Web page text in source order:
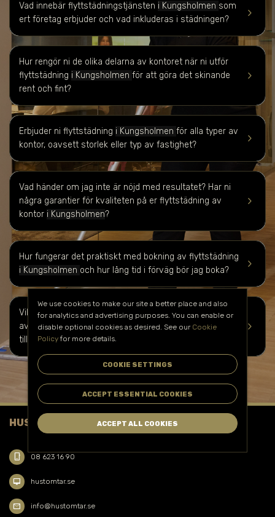
keyboard_arrow_right
Vad innebär flyttstädningstjänsten i Kungsholmen som
ert företag erbjuder och vad inkluderas i städningen?
keyboard_arrow_right
Hur rengör ni de olika delarna av kontoret när ni utför
flyttstädning i Kungsholmen för att göra det skinande
rent och fint?
keyboard_arrow_right
Erbjuder ni flyttstädning i Kungsholmen för alla typer av
kontor, oavsett storlek eller typ av fastighet?
keyboard_arrow_right
Vad händer om jag inte är nöjd med resultatet? Har ni
några garantier för kvaliteten på er flyttstädning av
kontor i Kungsholmen?
keyboard_arrow_right
Hur fungerar det praktiskt med bokning av flyttstädning
i Kungsholmen och hur lång tid i förväg bör jag boka?
keyboard_arrow_right
Vilka kostnader kan jag förvänta mig för flyttstädning
av kontori Kungsholmenoch finns det några
tilläggstjänster?
HUSTOMTAR FACILITY SERVICE AB
phone_iphone 08 623 16 90
desktop_mac hustomtar.se
mail info@hustomtar.se
We use cookies to make our site a better place and also
for analytics and advertising purposes. You can enable or
disable optional cookies as desired. See our Cookie
Policyfor more details.
COOKIE SETTINGS
ACCEPT ESSENTIAL COOKIES
ACCEPT ALL COOKIES